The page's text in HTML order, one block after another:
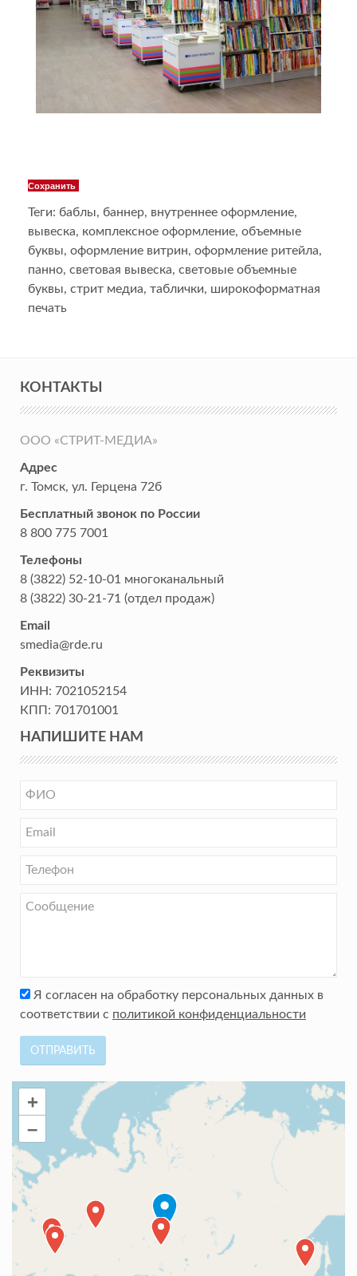
Сохранить
Теги: баблы, баннер, внутреннее оформление,
вывеска, комплексное оформление, объемные
буквы, оформление витрин, оформление ритейла,
панно, световая вывеска, световые объемные
буквы, стрит медиа, таблички, широкоформатная
печать
КОНТАКТЫ
ООО «СТРИТ-МЕДИА»
Адрес
г. Томск, ул. Герцена 72б
Бесплатный звонок по России
8 800 775 7001
Телефоны
8 (3822) 52-10-01 многоканальный
8 (3822) 30-21-71 (отдел продаж)
Email
smedia@rde.ru
Реквизиты
ИНН: 7021052154
КПП: 701701001
НАПИШИТЕ НАМ
Я согласен на обработку персональных данных в
соответствии с политикой конфиденциальности
ОТПРАВИТЬ
+
–